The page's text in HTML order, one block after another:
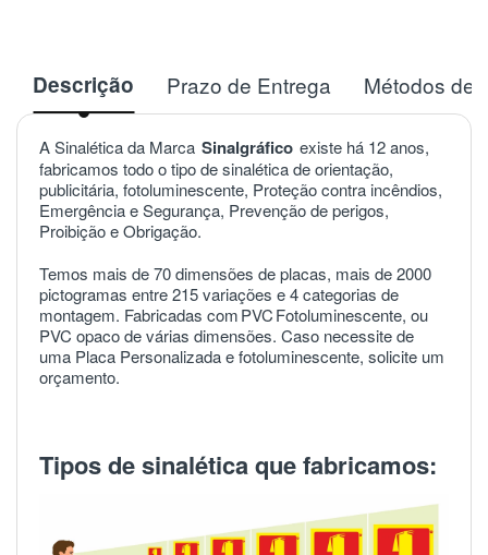
Descrição Prazo de Entrega Métodos de
A Sinalética da Marca Sinalgráfico existe há 12 anos,
fabricamos todo o tipo de sinalética de orientação,
publicitária, fotoluminescente, Proteção contra incêndios,
Emergência e Segurança, Prevenção de perigos,
Proibição e Obrigação.
Temos mais de 70 dimensões de placas, mais de 2000
pictogramas entre 215 variações e 4 categorias de
montagem. Fabricadas comPVCFotoluminescente, ou
PVC opaco de várias dimensões. Caso necessite de
uma Placa Personalizada e fotoluminescente, solicite um
orçamento.
Tipos de sinalética que fabricamos: